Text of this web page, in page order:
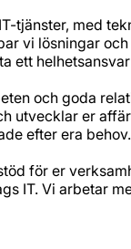
tjänster, med
vi lösningar
ett
och goda
utvecklar er
efter era behov.
för er
IT. Vi arbetar